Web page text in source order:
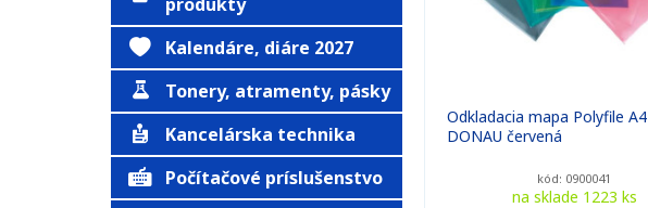
Kalendáre, diáre 2027
Tonery, atramenty, pásky
Kancelárska technika
Počítačové príslušenstvo
Odkladacia mapa Polyfile A4
DONAU červená
kód: 0900041
na sklade 1223 ks